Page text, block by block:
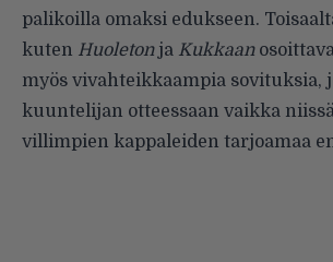
palikoilla omaksi edukseen.
kuten Huoletonja Kukkaan
myös vivahteikkaampia sovituksia,
kuuntelijan otteessaan vaikka
villimpien kappaleiden tarjoamaa